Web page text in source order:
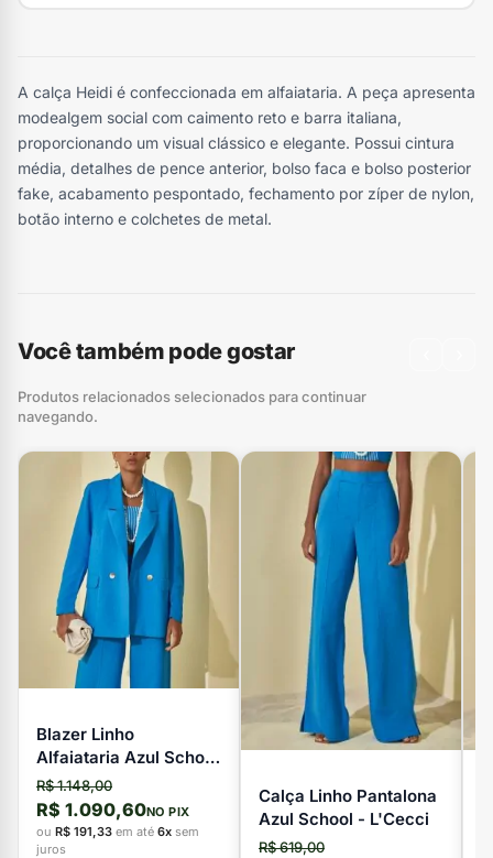
A calça Heidi é confeccionada em alfaiataria. A peça apresenta
modealgem social com caimento reto e barra italiana,
proporcionando um visual clássico e elegante. Possui cintura
média, detalhes de pence anterior, bolso faca e bolso posterior
fake, acabamento pespontado, fechamento por zíper de nylon,
botão interno e colchetes de metal.
Você também pode gostar
Produtos relacionados selecionados para continuar
navegando.
Blazer Linho
Alfaiataria Azul School
- L'Cecci
R$ 1.148,00
R$ 1.090,60NO PIX
ou R$ 191,33 em até 6x sem
juros
Calça Linho Pantalona
Azul School - L'Cecci
R$ 619,00